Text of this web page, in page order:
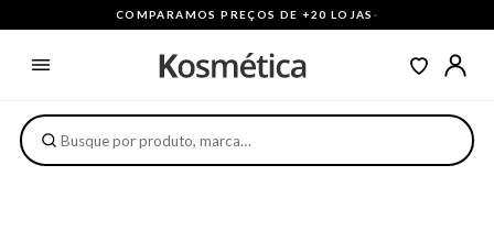
COMPARAMOS PREÇOS DE +20 LOJAS ·